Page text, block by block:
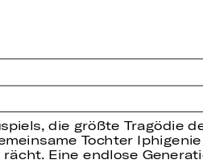
die größte Tragödie
Tochter
Eine endlose